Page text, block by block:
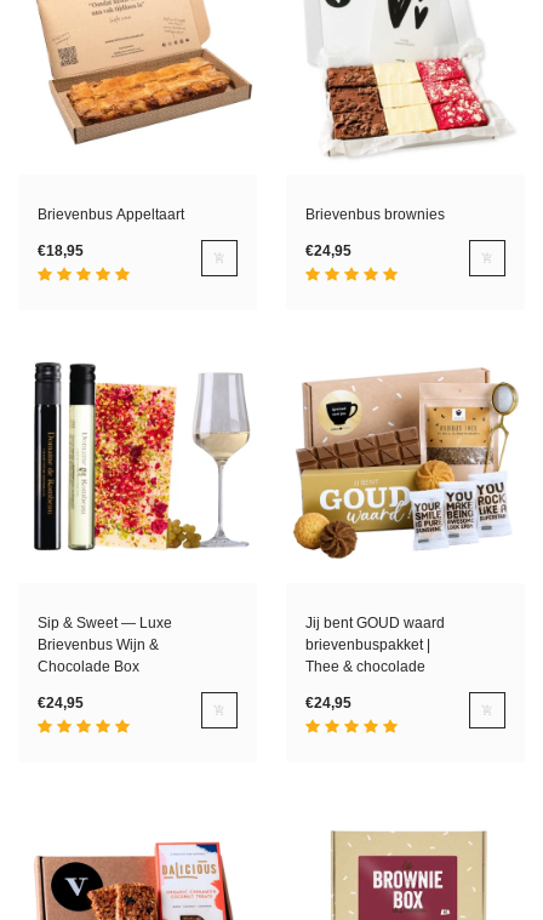
Brievenbus Appeltaart
€18,95
Brievenbus brownies
€24,95
Sip & Sweet — Luxe
Brievenbus Wijn &
Chocolade Box
€24,95
Jij bent GOUD waard
brievenbuspakket |
Thee & chocolade
€24,95